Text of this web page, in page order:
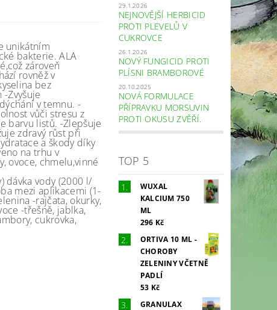
unikátním
bakterie. ALA
zároveň
rovněž v
bez
Zvyšuje
v temnu. -
vůči stresu z
barvu listů. -Zlepšuje
zdravý růst při
a škody díky
na trhu v
ovoce, chmelu,vinné
dávka vody (2000 l/
mezi aplikacemi (1-
-rajčata, okurky,
-třešně, jablka,
cukrovka,
29.1.2026
NEJNOVĚJŠÍ HERBICID
PROTI PLEVELŮ V
CUKROVCE
26.1.2026
NOVÝ FUNGICID PROTI
PLÍSNI BRAMBOROVÉ
20.10.2025
NOVÁ FORMULACE
PŘÍPRAVKU MORSUVIN
PROTI OKUSU ZVĚŘÍ.
TOP 5
WUXAL
KALCIUM 750
ML
296 Kč
ORTIVA 10 ML -
CHOROBY
ZELENINY VČETNĚ
PADLÍ
53 Kč
GRANULAX